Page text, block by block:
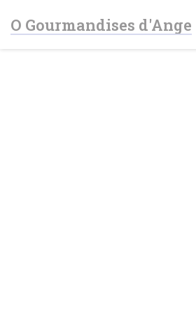
O Gourmandises d'Ange